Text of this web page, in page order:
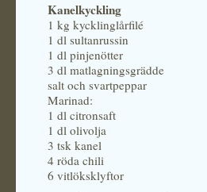
Kanelkyckling
1 kg kycklinglårfilé
1 dl sultanrussin
1 dl pinjenötter
3 dl matlagningsgrädde
salt och svartpeppar
Marinad:
1 dl citronsaft
1 dl olivolja
3 tsk kanel
4 röda chili
6 vitlöksklyftor